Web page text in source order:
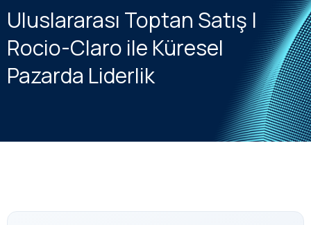
Uluslararası Toptan Satış |
Rocio-Claro ile Küresel
Pazarda Liderlik